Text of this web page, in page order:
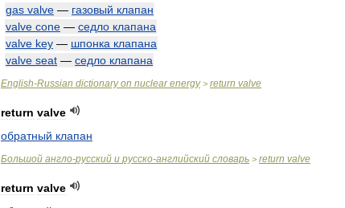
gas valve — газовый клапан
valve cone — седло клапана
valve key — шпонка клапана
valve seat — седло клапана
English-Russian dictionary on nuclear energy> return valve
return valve
обратный клапан
Большой англо-русский и русско-английский словарь > return valve
return valve